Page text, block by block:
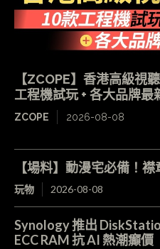
【ZCOPE】香港高級視
工程機試玩 + 各大品牌最
ZCOPE 2026-08-08
【場料】動漫宅必備！
玩物 2026-08-08
Synology 推出
ECC RAM 抗 AI 熱潮癲價